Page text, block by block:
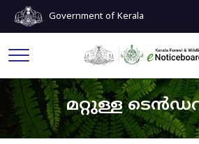
Government of Kerala
മറ്റുള്ള